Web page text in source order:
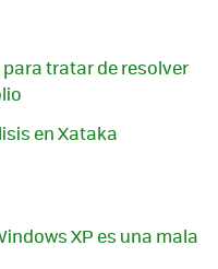
tratar de resolver
en Xataka
XP es una mala